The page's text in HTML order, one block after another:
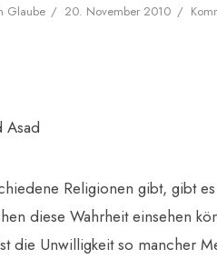
Glaube 20. November 2010
Asad
Religionen gibt, gibt
diese Wahrheit einsehen
die Unwilligkeit so mancher